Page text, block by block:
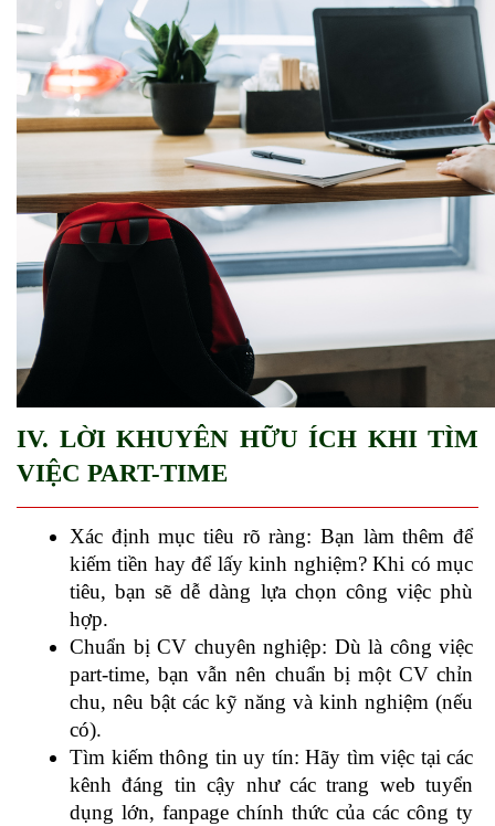
IV. LỜI KHUYÊN HỮU ÍCH KHI TÌM
VIỆC PART-TIME
Xác định mục tiêu rõ ràng: Bạn làm thêm để
kiếm tiền hay để lấy kinh nghiệm? Khi có mục
tiêu, bạn sẽ dễ dàng lựa chọn công việc phù
hợp.
Chuẩn bị CV chuyên nghiệp: Dù là công việc
part-time, bạn vẫn nên chuẩn bị một CV chỉn
chu, nêu bật các kỹ năng và kinh nghiệm (nếu
có).
Tìm kiếm thông tin uy tín: Hãy tìm việc tại các
kênh đáng tin cậy như các trang web tuyển
dụng lớn, fanpage chính thức của các công ty